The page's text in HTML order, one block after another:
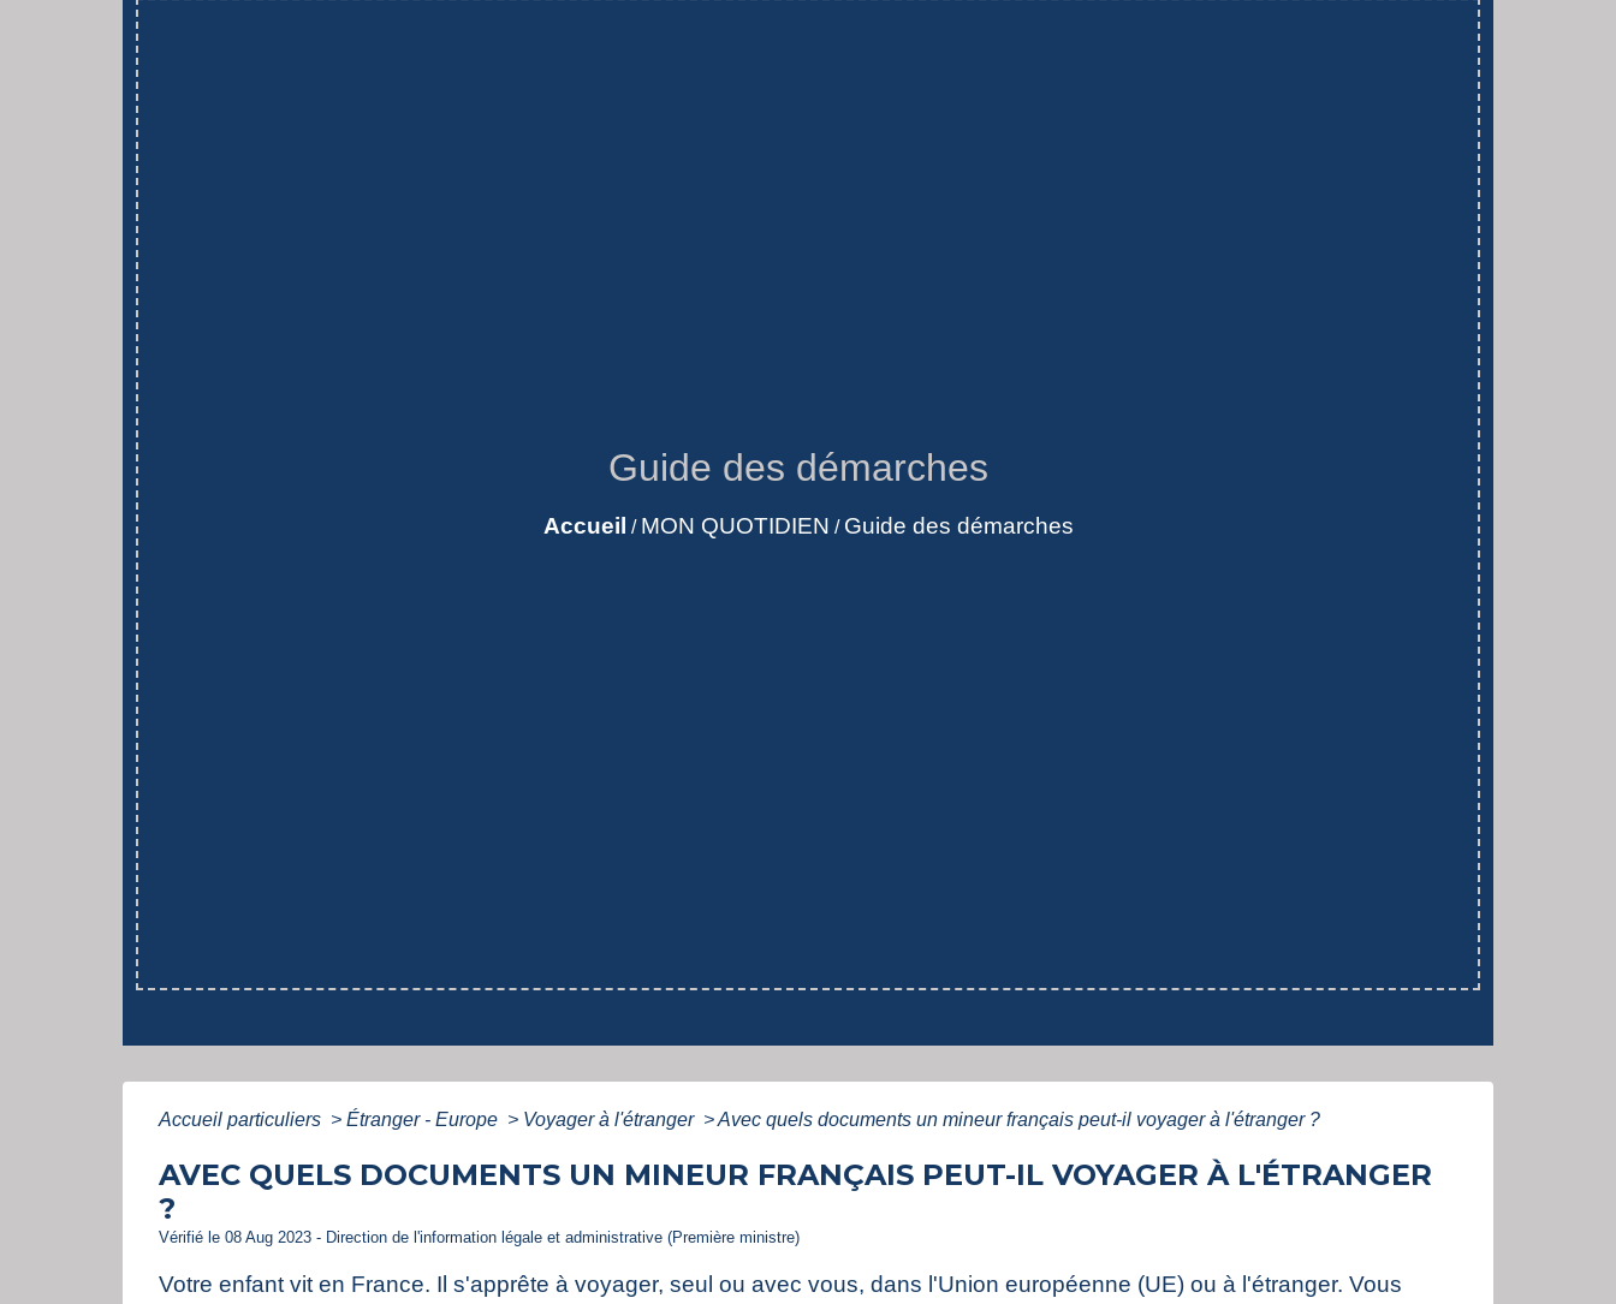
Guide des démarches
Accueil / MON QUOTIDIEN / Guide des démarches
Accueil particuliers > Étranger - Europe > Voyager à l'étranger >Avec quels documents un mineur français peut-il voyager à l'étranger ?
AVEC QUELS DOCUMENTS UN MINEUR FRANÇAIS PEUT-IL VOYAGER À L'ÉTRANGER
?
Vérifié le 08 Aug 2023 - Direction de l'information légale et administrative (Première ministre)
Votre enfant vit en France. Il s'apprête à voyager, seul ou avec vous, dans l'Union européenne (UE) ou à l'étranger. Vous